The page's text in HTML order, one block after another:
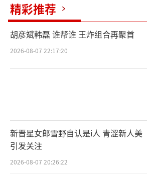
精彩推荐
胡彦斌韩磊 谁帮谁 王炸组合再聚首
2026-08-07 22:17:20
新晋星女郎雪野自认是i人 青涩新人美
引发关注
2026-08-07 20:26:22